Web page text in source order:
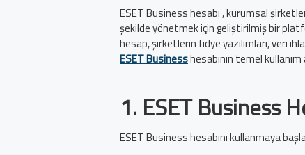
ESET Business hesabı , kurumsal
şekilde yönetmek için geliştirilmiş bir
hesap, şirketlerin fidye yazılımları, veri
ESET Businesshesabının temel
1. ESET Business
ESET Business hesabını kullanmaya